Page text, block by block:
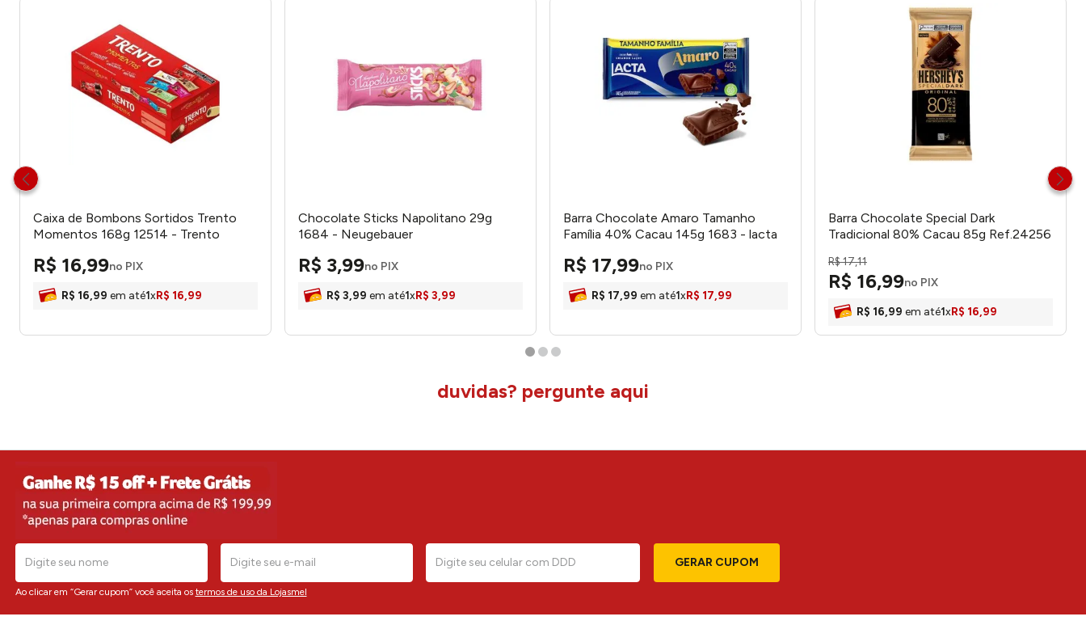
Caixa de Bombons Sortidos Trento
Momentos 168g 12514 - Trento
R$ 16,99no PIX
R$ 16,99 em até1xR$ 16,99
Chocolate Sticks Napolitano 29g
1684 - Neugebauer
R$ 3,99no PIX
R$ 3,99 em até1xR$ 3,99
Barra Chocolate Amaro Tamanho
Família 40% Cacau 145g 1683 - lacta
R$ 17,99no PIX
R$ 17,99 em até1xR$ 17,99
Barra Chocolate Special Dark
Tradicional 80% Cacau 85g Ref.24256
R$17,11
R$ 16,99no PIX
R$ 16,99 em até1xR$ 16,99
duvidas? pergunte aqui
GERAR CUPOM
Ao clicar em “Gerar cupom” você aceita os termos de uso da Lojasmel